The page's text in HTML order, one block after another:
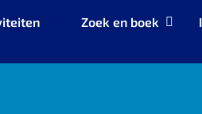
Zoek en boek